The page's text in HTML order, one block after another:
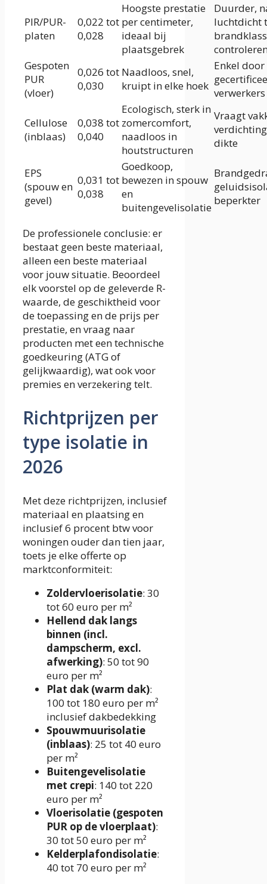
PIR/PUR-
platen
0,022 tot
0,028
Hoogste prestatie
per centimeter,
ideaal bij
plaatsgebrek
Duurder,
luchtdicht
Gespoten
PUR
(vloer)
0,026 tot
0,030
Naadloos, snel,
kruipt in elke hoek
Enkel door
verwerkers
Cellulose
(inblaas)
0,038 tot
0,040
Ecologisch, sterk in
zomercomfort,
naadloos in
houtstructuren
Vraagt
dikte
EPS
(spouw en
gevel)
0,031 tot
0,038
Goedkoop,
bewezen in spouw
en
buitengevelisolatie
beperkter
De professionele conclusie: er
bestaat geen beste materiaal,
alleen een beste materiaal
voor jouw situatie. Beoordeel
elk voorstel op de geleverde R-
waarde, de geschiktheid voor
de toepassing en de prijs per
prestatie, en vraag naar
producten met een technische
goedkeuring (ATG of
gelijkwaardig), wat ook voor
premies en verzekering telt.
Richtprijzen per
type isolatie in
2026
Met deze richtprijzen, inclusief
materiaal en plaatsing en
inclusief 6 procent btw voor
woningen ouder dan tien jaar,
toets je elke offerte op
marktconformiteit:
Zoldervloerisolatie: 30
tot 60 euro per m²
Hellend dak langs
binnen (incl.
dampscherm, excl.
afwerking): 50 tot 90
euro per m²
Plat dak (warm dak):
100 tot 180 euro per m²
inclusief dakbedekking
Spouwmuurisolatie
(inblaas): 25 tot 40 euro
per m²
Buitengevelisolatie
met crepi: 140 tot 220
euro per m²
Vloerisolatie (gespoten
PUR op de vloerplaat):
30 tot 50 euro per m²
Kelderplafondisolatie:
40 tot 70 euro per m²